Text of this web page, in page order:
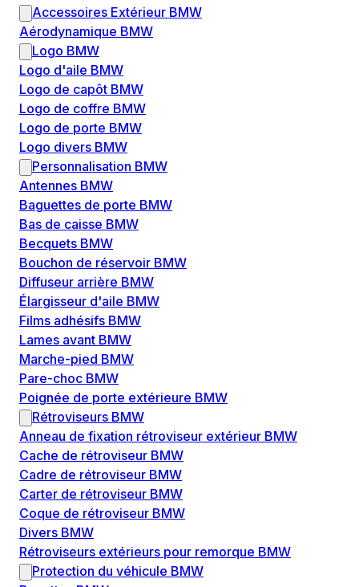
Accessoires Extérieur BMW
Aérodynamique BMW
Logo BMW
Logo d'aile BMW
Logo de capôt BMW
Logo de coffre BMW
Logo de porte BMW
Logo divers BMW
Personnalisation BMW
Antennes BMW
Baguettes de porte BMW
Bas de caisse BMW
Becquets BMW
Bouchon de réservoir BMW
Diffuseur arrière BMW
Élargisseur d'aile BMW
Films adhésifs BMW
Lames avant BMW
Marche-pied BMW
Pare-choc BMW
Poignée de porte extérieure BMW
Rétroviseurs BMW
Anneau de fixation rétroviseur extérieur BMW
Cache de rétroviseur BMW
Cadre de rétroviseur BMW
Carter de rétroviseur BMW
Coque de rétroviseur BMW
Divers BMW
Rétroviseurs extérieurs pour remorque BMW
Protection du véhicule BMW